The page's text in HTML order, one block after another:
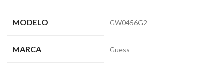
MODELO GW0456G2
MARCA Guess